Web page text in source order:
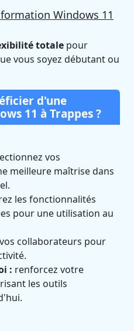
Windows 11
totale pour
vous soyez débutant ou
d'une
11 à Trappes ?
vos
meilleure maîtrise dans
les fonctionnalités
pour une utilisation au
collaborateurs pour
: renforcez votre
les outils